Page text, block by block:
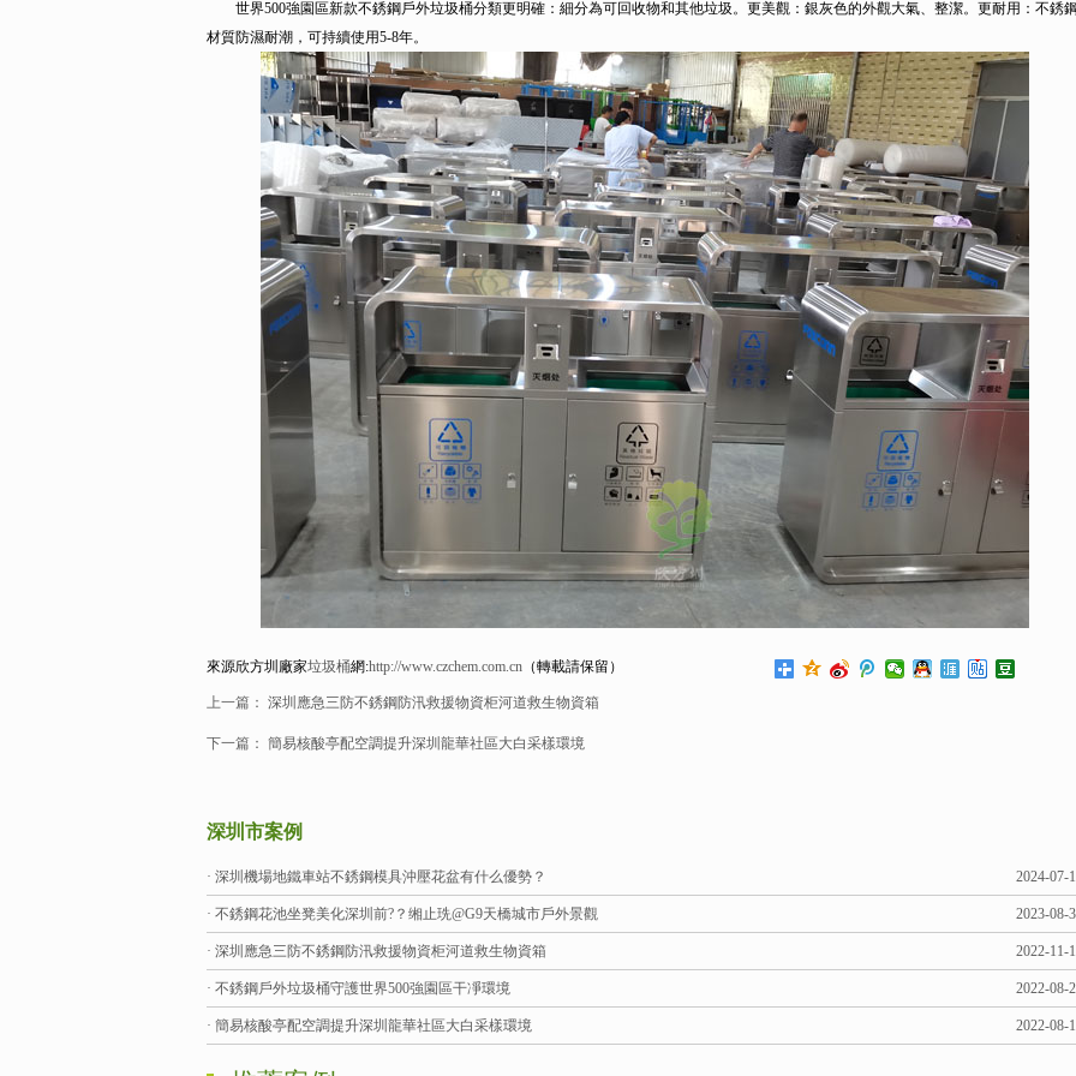
世界500強園區新款不銹鋼戶外垃圾桶分類更明確：細分為可回收物和其他垃圾。更美觀：銀灰色的外觀大氣、整潔。更耐用：不銹
材質防濕耐潮，可持續使用5-8年。
來源欣方圳廠家垃圾桶網:http://www.czchem.com.cn （轉載請保留）
上一篇： 深圳應急三防不銹鋼防汛救援物資柜河道救生物資箱
下一篇： 簡易核酸亭配空調提升深圳龍華社區大白采樣環境
深圳市案例
2024-07-
· 深圳機場地鐵車站不銹鋼模具沖壓花盆有什么優勢？
2023-08-
· 不銹鋼花池坐凳美化深圳前?？缃止珗@G9天橋城市戶外景觀
2022-11-
· 深圳應急三防不銹鋼防汛救援物資柜河道救生物資箱
2022-08-
· 不銹鋼戶外垃圾桶守護世界500強園區干凈環境
2022-08-
· 簡易核酸亭配空調提升深圳龍華社區大白采樣環境